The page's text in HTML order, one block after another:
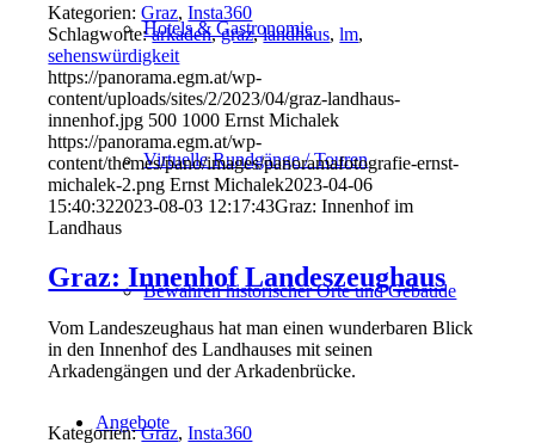
Hotels & Gastronomie
Virtuelle Rundgänge / Touren
Bewahren historischer Orte und Gebäude
Angebote
Kategorien:Graz,Insta360
Schlagworte:arkaden,graz,landhaus,lm,
sehenswürdigkeit
https://panorama.egm.at/wp-
content/uploads/sites/2/2023/04/graz-landhaus-
innenhof.jpg 500 1000 Ernst Michalek
https://panorama.egm.at/wp-
content/themes/pano/images/panoramafotografie-ernst-
michalek-2.png Ernst Michalek2023-04-06
15:40:322023-08-03 12:17:43Graz: Innenhof im
Landhaus
Graz: Innenhof Landeszeughaus
Vom Landeszeughaus hat man einen wunderbaren Blick
in den Innenhof des Landhauses mit seinen
Arkadengängen und der Arkadenbrücke.
Kategorien:Graz,Insta360